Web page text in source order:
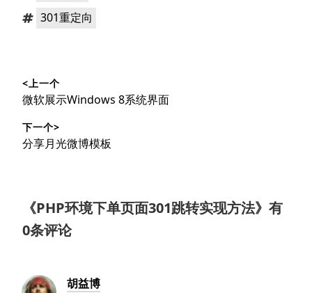
标 301重定向
章
导
航
<上一个
上
文
章：
微软展示Windows 8系统界面
下一个>
下
分享月光微博模板
《PHP环境下单页面301跳转实现方法》有
0条评论
胡益博